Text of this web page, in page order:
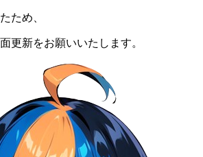
ため、
更新をお願いいたします。